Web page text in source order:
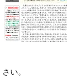
さい。